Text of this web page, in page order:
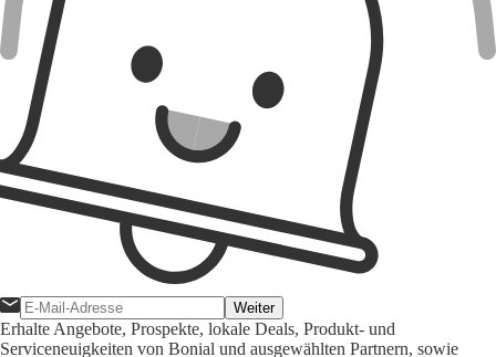
Weiter
Erhalte Angebote, Prospekte, lokale Deals, Produkt- und
Serviceneuigkeiten von Bonial und ausgewählten Partnern, sowie